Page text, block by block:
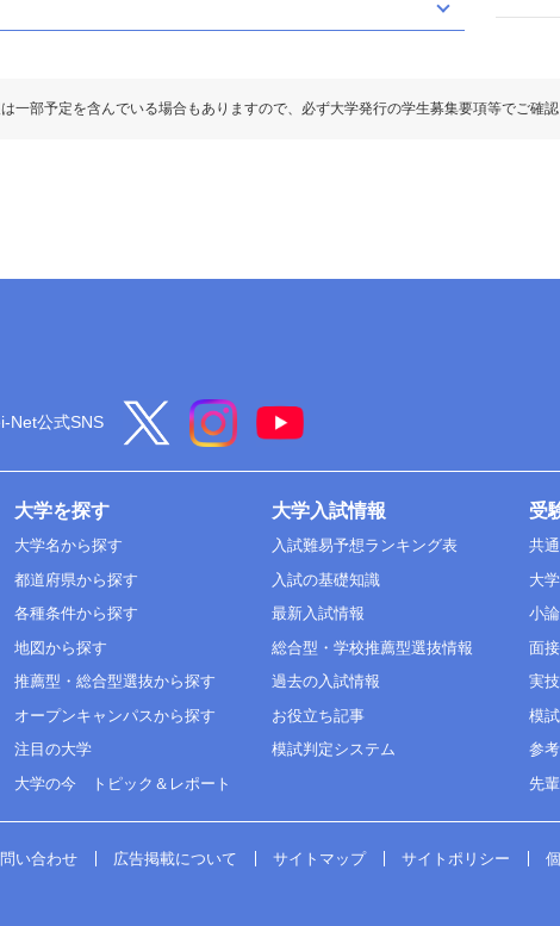
部予定を含んでいる場合もありますので、必ず大学発行の学生募集要項等でご確認
Net公式SNS
大学を探す
大学名から探す
都道府県から探す
各種条件から探す
地図から探す
推薦型・総合型選抜から探す
オープンキャンパスから探す
注目の大学
大学の今 トピック＆レポート
大学入試情報
入試難易予想ランキング表
入試の基礎知識
最新入試情報
総合型・学校推薦型選抜情報
過去の入試情報
お役立ち記事
模試判定システム
受
共
大
小
面
実
模
参
先
い合わせ 広告掲載について サイトマップ サイトポリシー